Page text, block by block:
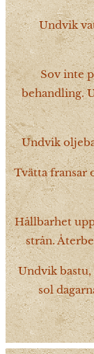
Undvik
Sov inte
behandling.
Undvik
Tvätta fransar
Hållbarhet
strån.
Undvik
sol